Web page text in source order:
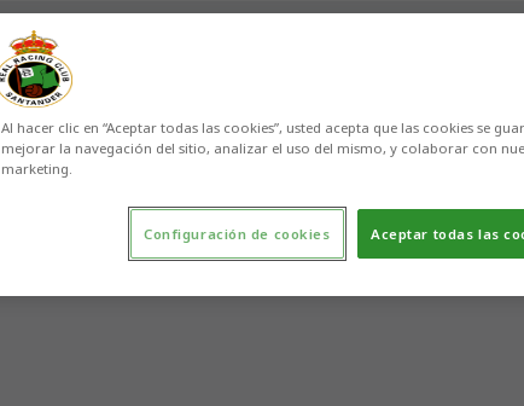
Al hacer clic en “Aceptar todas las cookies”, usted acepta que las cookies se
mejorar la navegación del sitio, analizar el uso del mismo, y colaborar con
marketing.
Aceptar todas las
Configuración de cookies